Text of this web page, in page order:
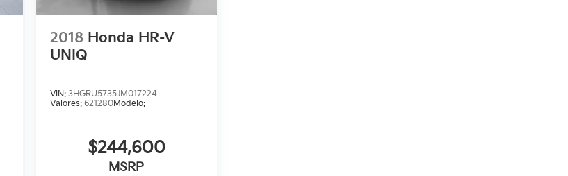
2018 Honda HR-V
UNIQ
VIN: 3HGRU5735JM017224
Valores: 621280Modelo:
$244,600
MSRP